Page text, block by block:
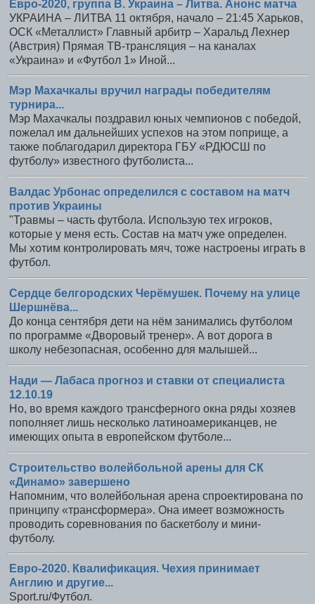
Евро-2020, группа В. Украина – Литва. Анонс матча
УКРАИНА – ЛИТВА 11 октября, начало – 21:45 Харьков,
ОСК «Металлист» Главный арбитр – Харальд Лехнер
(Австрия) Прямая ТВ-трансляция – на каналах
«Украина» и «Футбол 1» Иной...
Мэр Махачкалы вручил награды победителям
турнира...
Мэр Махачкалы поздравил юных чемпионов с победой,
пожелал им дальнейших успехов на этом поприще, а
также поблагодарил директора ГБУ «РДЮСШ по
футболу» известного футболиста...
Валдас Урбонас определился с составом на матч
против Украины
"Травмы – часть футбола. Использую тех игроков,
которые у меня есть. Состав на матч уже определен.
Мы хотим контролировать мяч, тоже настроены играть в
футбол.
Сердце белгородских Черёмушек. Почему на улице
Шершнёва...
До конца сентября дети на нём занимались футболом
по программе «Дворовый тренер». А вот дорога в
школу небезопасная, особенно для малышей...
Нади — Лабаса прогноз и ставки от специалиста
12.10.19
Но, во время каждого трансферного окна ряды хозяев
пополняет лишь несколько латиноамериканцев, не
имеющих опыта в европейском футболе...
Строительство волейбольной арены для СК
«Динамо» завершено
Напомним, что волейбольная арена спроектирована по
принципу «трансформера». Она имеет возможность
проводить соревнования по баскетболу и мини-
футболу.
Евро-2020. Квалификация. Чехия принимает
Англию и другие...
Sport.ru/Футбол.